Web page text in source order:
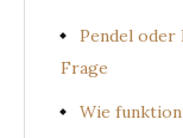
Pendel oder
Frage
Wie